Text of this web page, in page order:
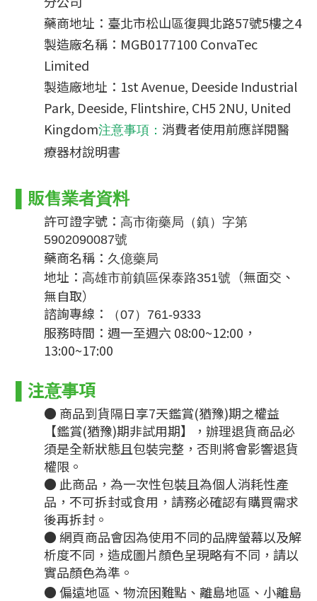
藥商地址：臺北市松山區復興北路57號5樓之4
製造廠名稱：MGB0177100 ConvaTec
Limited
製造廠地址：1st Avenue, Deeside Industrial
Park, Deeside, Flintshire, CH5 2NU, United
Kingdom注意事項 ： 消費者使用前應詳閱醫
療器材說明書
▌ 販售業者資料
許可證字號： 高市衛藥局（鎮）字第
5902090087號
藥商名稱： 久億藥局
地址： 高雄市前鎮區保泰路351號
（無面交、
無自取）
諮詢專線：
（07）761-9333
服務時間：週一至週六 08:00~12:00，
13:00~17:00
▌ 注意事項
● 商品到貨隔日享7天鑑賞(猶豫)期之權益
【鑑賞(猶豫)期非試用期】，辦理退貨商品必
須是全新狀態且包裝完整，否則將會影響退貨
權限。
● 此商品，為一次性包裝且為個人消耗性產
品，不可拆封或食用，請務必確認有購買需求
後再拆封。
● 網頁商品會因為使用不同的品牌螢幕以及解
析度不同，造成圖片顏色呈現略有不同，請以
實品顏色為準。
●偏遠地區、物流困難點、離島地區、小離島